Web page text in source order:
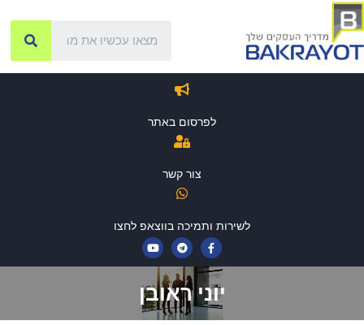
לפרסום באתר
צור קשר
לשירות ותמיכה בווצאפ לחצו
יוני ראובן